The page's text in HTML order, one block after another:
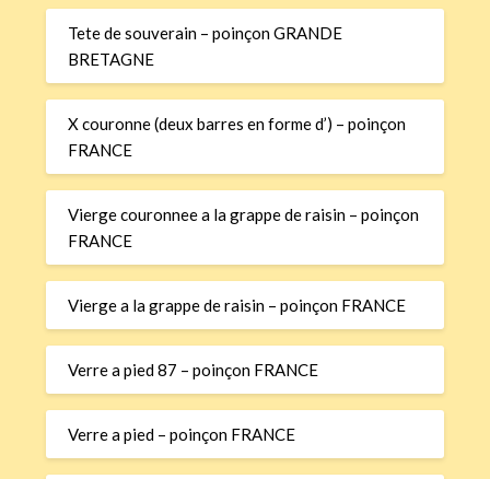
Tete de souverain – poinçon GRANDE
BRETAGNE
X couronne (deux barres en forme d’) – poinçon
FRANCE
Vierge couronnee a la grappe de raisin – poinçon
FRANCE
Vierge a la grappe de raisin – poinçon FRANCE
Verre a pied 87 – poinçon FRANCE
Verre a pied – poinçon FRANCE